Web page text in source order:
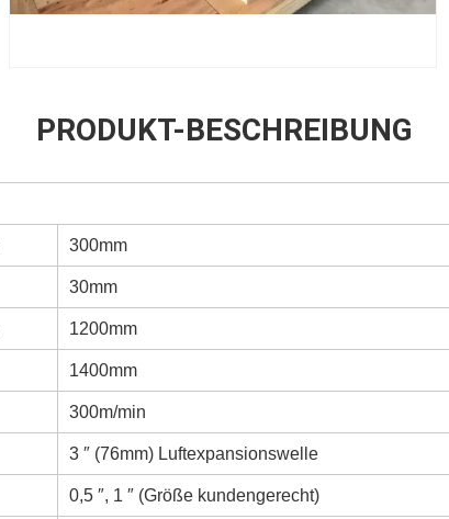
PRODUKT-BESCHREIBUNG
300mm
30mm
1200mm
1400mm
300m/min
3 ″ (76mm) Luftexpansionswelle
0,5 ″, 1 ″ (Größe kundengerecht)